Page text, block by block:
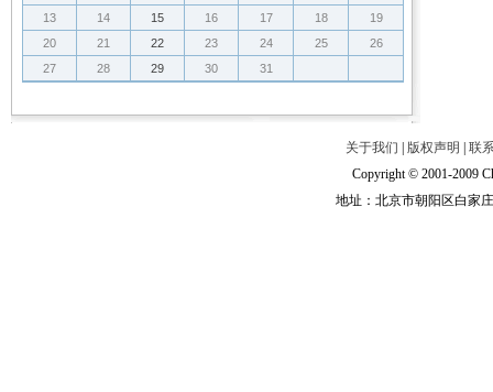
13
14 15 16 17 18
19
20
21 22 23 24 25
26
27
28 29 30 31
关于我们 版权声明
联
Copyright © 2001-2009
地址：北京市朝阳区白家